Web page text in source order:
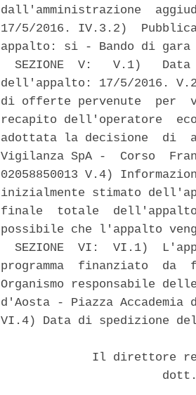
dall'amministrazione
17/5/2016. IV.3.2)
appalto: si - Bando di gara
SEZIONE  V:   V.1)
dell'appalto: 17/5/2016.
di offerte pervenute  per
recapito dell'operatore
adottata la decisione  di
Vigilanza SpA -  Corso
02058850013 V.4)
inizialmente stimato
finale  totale  dell'appalto
possibile che l'appalto
SEZIONE  VI:  VI.1)
programma  finanziato
Organismo responsabile
d'Aosta - Piazza
VI.4) Data di spedizione
Il direttore